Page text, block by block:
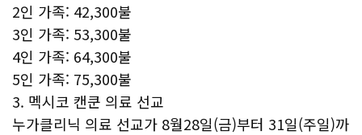
2인 가족: 42,300불
3인 가족: 53,300불
4인 가족: 64,300불
5인 가족: 75,300불
3. 멕시코 캔쿤 의료 선교
누가클리닉 의료 선교가 8월28일(금)부터 31일(주일)까